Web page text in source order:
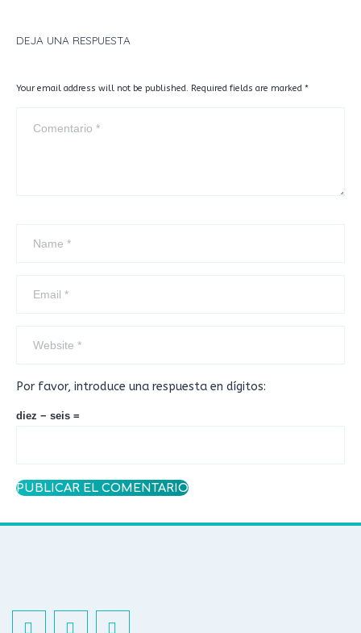
SERÁ EL 10 DE JUNIO, DE 18 A 20 HORAS.
DEJA UNA RESPUESTA
Your email address will not be published. Required fields are marked *
Por favor, introduce una respuesta en dígitos:
diez − seis =